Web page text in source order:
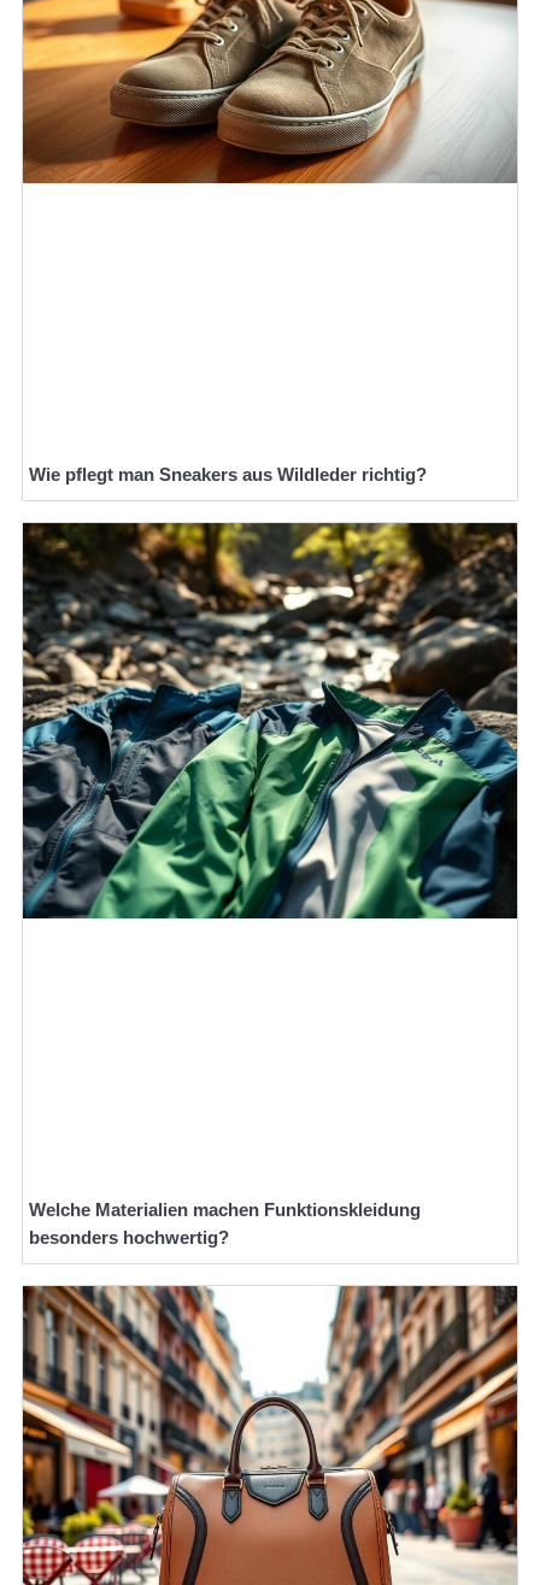
Wie pflegt man Sneakers aus Wildleder richtig?
Welche Materialien machen Funktionskleidung
besonders hochwertig?